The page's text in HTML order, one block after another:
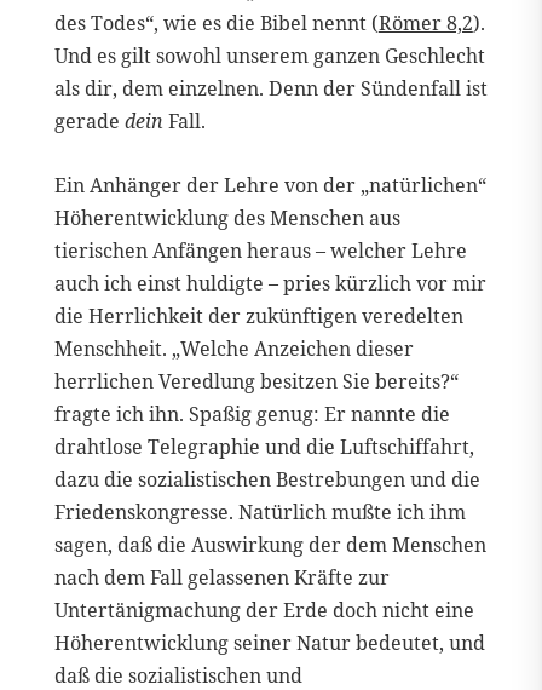
des Todes“, wie es die Bibel nennt (Römer 8,2).
Und es gilt sowohl unserem ganzen Geschlecht
als dir, dem einzelnen. Denn der Sündenfall ist
gerade dein Fall.
Ein Anhänger der Lehre von der „natürlichen“
Höherentwicklung des Menschen aus
tierischen Anfängen heraus – welcher Lehre
auch ich einst huldigte – pries kürzlich vor mir
die Herrlichkeit der zukünftigen veredelten
Menschheit. „Welche Anzeichen dieser
herrlichen Veredlung besitzen Sie bereits?“
fragte ich ihn. Spaßig genug: Er nannte die
drahtlose Telegraphie und die Luftschiffahrt,
dazu die sozialistischen Bestrebungen und die
Friedenskongresse. Natürlich mußte ich ihm
sagen, daß die Auswirkung der dem Menschen
nach dem Fall gelassenen Kräfte zur
Untertänigmachung der Erde doch nicht eine
Höherentwicklung seiner Natur bedeutet, und
daß die sozialistischen und